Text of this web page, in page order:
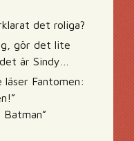
det roliga?
gör det lite
är Sindy…
läser Fantomen: